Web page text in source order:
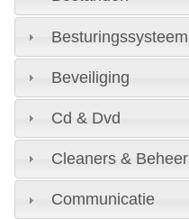
Besturingssysteem
Beveiliging
Cd & Dvd
Cleaners & Beheer
Communicatie